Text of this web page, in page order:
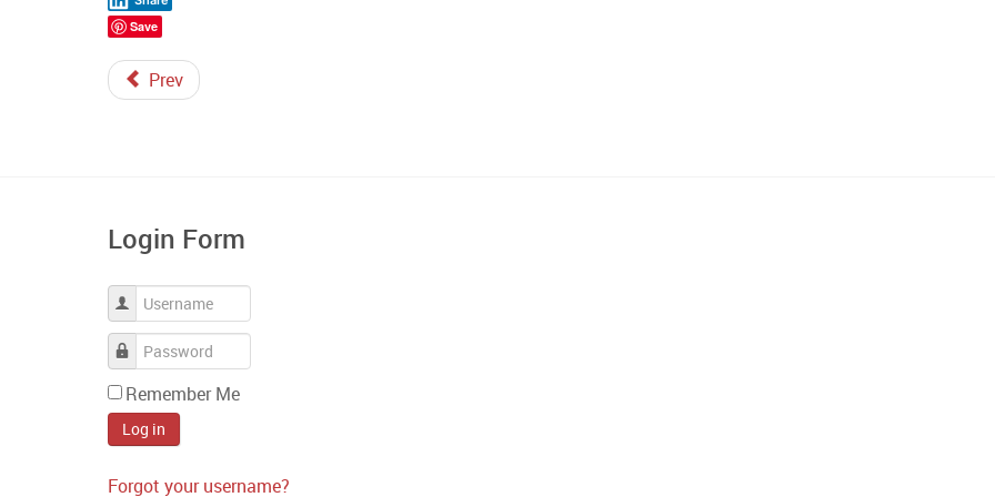
Save
Prev
Login Form
Username
Password
Remember Me
Log in
Forgot your username?